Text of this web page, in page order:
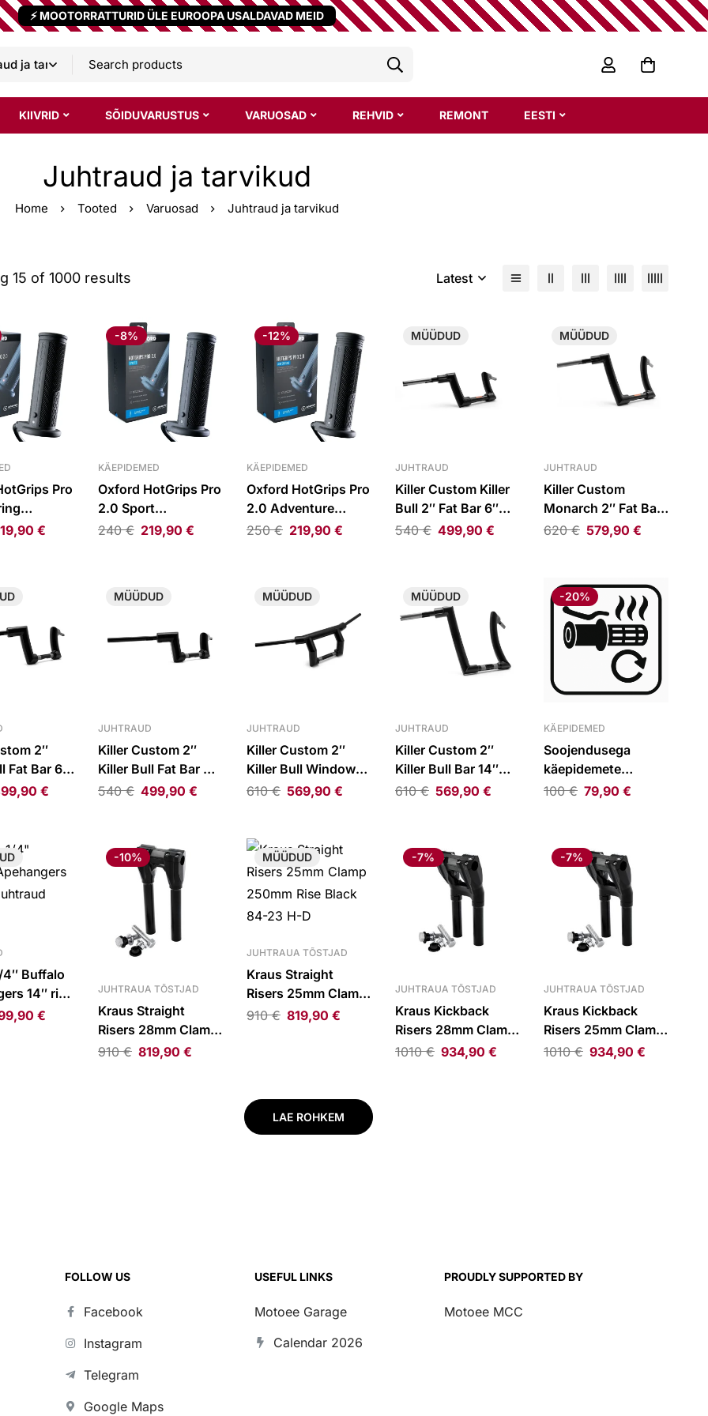
⚡ MOOTORRATTURID ÜLE EUROOPA USALDAVAD MEID
KIIVRID SÕIDUVARUSTUS VARUOSAD REHVID REMONT EESTI
Juhtraud ja tarvikud
Home Tooted Varuosad Juhtraud ja tarvikud
15 of 1000 results Latest
Pro
€
-8%
KÄEPIDEMED
Oxford HotGrips Pro
2.0 Sport
soojendusega
240€ 219,90 €
-12%
KÄEPIDEMED
Oxford HotGrips Pro
2.0 Adventure
soojendusega
250€ 219,90 €
MÜÜDUD
JUHTRAUD
Killer Custom Killer
Bull 2″ Fat Bar 6″
Rise Gloss Black for
540€ 499,90 €
MÜÜDUD
JUHTRAUD
Killer Custom
Monarch 2″ Fat Bar
10″ Rise Gloss Black
620€ 579,90 €
2″
Fat Bar 6″
Black
€
MÜÜDUD
JUHTRAUD
Killer Custom 2″
Killer Bull Fat Bar 4″
Rise Gloss Black
540€ 499,90 €
MÜÜDUD
JUHTRAUD
Killer Custom 2″
Killer Bull Window
Bar 6″ Rise Gloss
25
610€ 569,90 €
MÜÜDUD
JUHTRAUD
Killer Custom 2″
Killer Bull Bar 14″
Rise Gloss Black
610€ 569,90 €
-20%
KÄEPIDEMED
Soojendusega
käepidemete
paigaldusteenus
100€ 79,90 €
4″ Buffalo
14″ rise
kroom€
-10%
JUHTRAUA TÕSTJAD
Kraus Straight
Risers 28mm Clamp
250mm Rise Black
910€ 819,90 €
MÜÜDUD
JUHTRAUA TÕSTJAD
Kraus Straight
Risers 25mm Clamp
250mm Rise Black
910€ 819,90 €
-7%
JUHTRAUA TÕSTJAD
Kraus Kickback
Risers 28mm Clamp
250mm Rise Black
1010€ 934,90 €
-7%
JUHTRAUA TÕSTJAD
Kraus Kickback
Risers 25mm Clamp
250mm Rise Black
1010€ 934,90 €
LAE ROHKEM
FOLLOW US
Facebook
Instagram
Telegram
Google Maps
USEFUL LINKS
Motoee Garage
Calendar 2026
PROUDLY SUPPORTED BY
Motoee MCC